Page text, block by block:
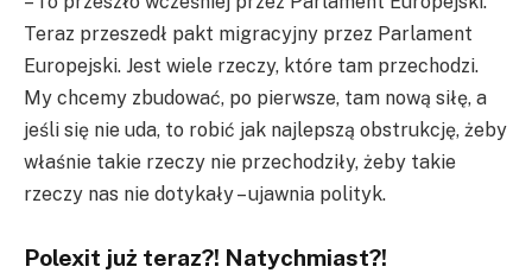
Teraz przeszedł pakt migracyjny przez Parlament
Europejski. Jest wiele rzeczy, które tam przechodzi.
My chcemy zbudować, po pierwsze, tam nową siłę, a
jeśli się nie uda, to robić jak najlepszą obstrukcję, żeby
właśnie takie rzeczy nie przechodziły, żeby takie
rzeczy nas nie dotykały – ujawnia polityk.
Polexit już teraz?! Natychmiast?!